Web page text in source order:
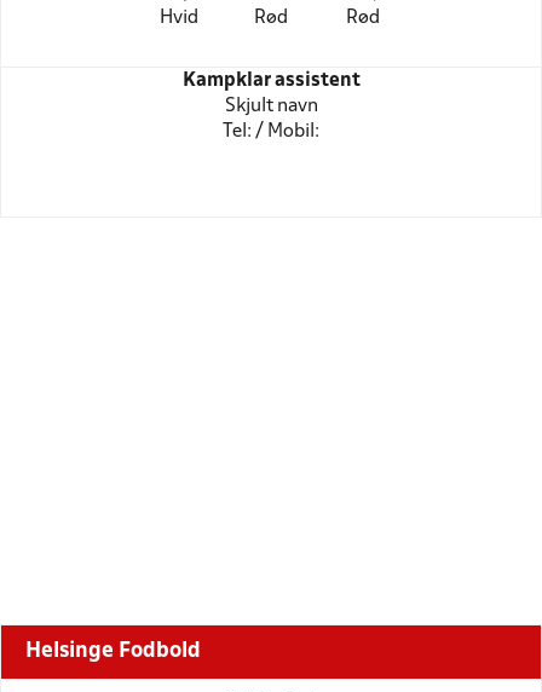
Hvid Rød Rød
Kampklar assistent
Skjult navn
Tel: / Mobil:
Helsinge Fodbold